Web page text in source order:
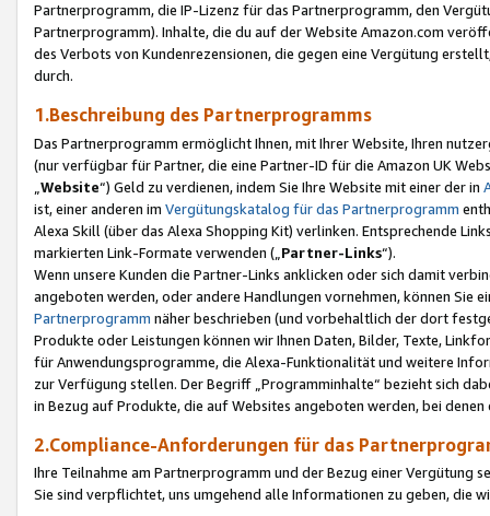
Partnerprogramm, die IP-Lizenz für das Partnerprogramm, den
Partnerprogramm). Inhalte, die du auf der Website Amazon.com
des Verbots von Kundenrezensionen, die gegen eine Vergütung
durch.
1.Beschreibung des Partnerprogramms
Das Partnerprogramm ermöglicht Ihnen, mit Ihrer Website, Ihren
(nur verfügbar für Partner, die eine Partner-ID für die Amazon UK
Website“) Geld zu verdienen, indem Sie Ihre Website mit einer der in
ist, einer anderen im Vergütungskatalog für das Partnerprogramm
Alexa Skill (über das Alexa Shopping Kit) verlinken. Entsprechende
markierten Link-Formate verwenden („ Partner-Links“).
Wenn unsere Kunden die Partner-Links anklicken oder sich damit
angeboten werden, oder andere Handlungen vornehmen, können Sie
Partnerprogramm näher beschrieben (und vorbehaltlich der dort
Produkte oder Leistungen können wir Ihnen Daten, Bilder, Texte,
für Anwendungsprogramme, die Alexa-Funktionalität und weitere
zur Verfügung stellen. Der Begriff „Programminhalte“ bezieht sich
in Bezug auf Produkte, die auf Websites angeboten werden, bei
2.Compliance-Anforderungen für das
Ihre Teilnahme am Partnerprogramm und der Bezug einer Vergütung
Sie sind verpflichtet, uns umgehend alle Informationen zu geben, die